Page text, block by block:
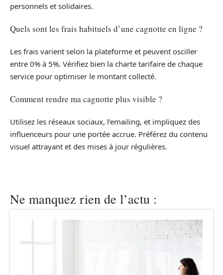
personnels et solidaires.
Quels sont les frais habituels d’une cagnotte en ligne ?
Les frais varient selon la plateforme et peuvent osciller
entre 0% à 5%. Vérifiez bien la charte tarifaire de chaque
service pour optimiser le montant collecté.
Comment rendre ma cagnotte plus visible ?
Utilisez les réseaux sociaux, l’emailing, et impliquez des
influenceurs pour une portée accrue. Préférez du contenu
visuel attrayant et des mises à jour régulières.
Ne manquez rien de l’actu :